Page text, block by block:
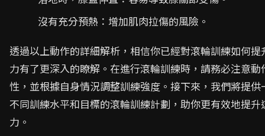
沒有充分預熱：增加肌肉拉傷的風險。
透過以上動作的詳細解析，相信你已經對滾輪訓練如何提
力有了更深入的瞭解。在進行滾輪訓練時，請務必注意動
性，並根據自身情況調整訓練強度。接下來，我們將提供
不同訓練水平和目標的滾輪訓練計劃，助你更有效地提升
力。